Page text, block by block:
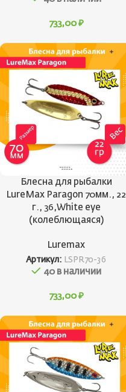
733,00 ₽
Блесна для рыбалки
LureMax Paragon 70мм., 22
г., 36,White eye
(колеблющаяся)
Luremax
Артикул: LSPR70-36
40 в наличии
733,00 ₽